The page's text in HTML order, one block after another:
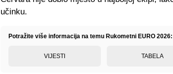
učinku.
Potražite više informacija na temu Rukometni EURO 2026:
VIJESTI TABELA